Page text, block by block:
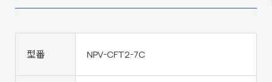
型番 NPV-CFT2-7C